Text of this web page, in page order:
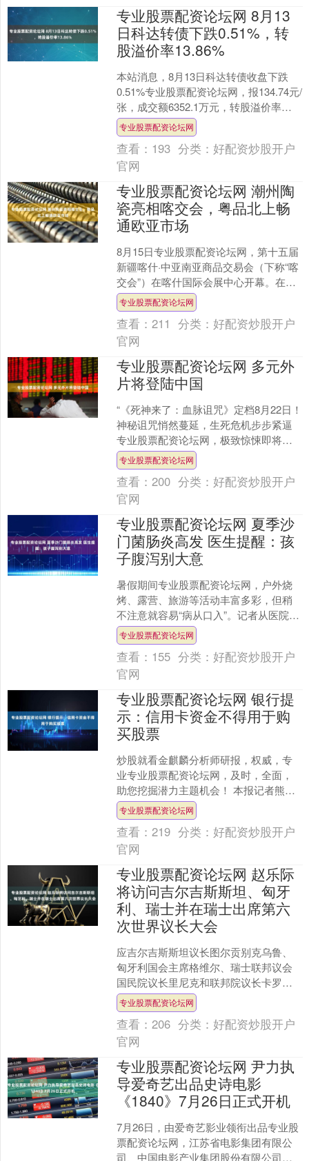
专业股票配资论坛网 8月13
日科达转债下跌0.51%，转
股溢价率13.86%
本站消息，8月13日科达转债收盘下跌
0.51%专业股票配资论坛网，报134.74元/
张，成交额6352.1万元，转股溢价率
13.86%。 资料显示，科达转债信用....
专业股票配资论坛网
查看： 193 分类：好配资炒股开户
官网
专业股票配资论坛网 潮州陶
瓷亮相喀交会，粤品北上畅
通欧亚市场
8月15日专业股票配资论坛网，第十五届
新疆喀什·中亚南亚商品交易会（下称“喀
交会”）在喀什国际会展中心开幕。在广
东援疆的大力支持与精心组织下，近50
家潮州陶瓷企....
专业股票配资论坛网
查看：211 分类：好配资炒股开户
官网
专业股票配资论坛网 多元外
片将登陆中国
“《死神来了：血脉诅咒》定档8月22日！
神秘诅咒悄然蔓延，生死危机步步紧逼
专业股票配资论坛网，极致惊悚即将席
卷大银幕，烂番茄新鲜度93%，准备好直
面这场胆寒盛宴....
专业股票配资论坛网
查看：200 分类：好配资炒股开户
官网
专业股票配资论坛网 夏季沙
门菌肠炎高发 医生提醒：孩
子腹泻别大意
暑假期间专业股票配资论坛网，户外烧
烤、露营、旅游等活动丰富多彩，但稍
不注意就容易“病从口入”。记者从医院了
解到，近期因感染而导致肠炎的患儿数
量明显增多。 沙门菌....
专业股票配资论坛网
查看： 155 分类：好配资炒股开户
官网
专业股票配资论坛网 银行提
示：信用卡资金不得用于购
买股票
炒股就看金麒麟分析师研报，权威，专
业专业股票配资论坛网，及时，全面，
助您挖掘潜力主题机会！ 本报记者熊悦
A股行情持续上行之际，近期多家中小银
行密集发布公告，提....
专业股票配资论坛网
查看：219 分类：好配资炒股开户
官网
专业股票配资论坛网 赵乐际
将访问吉尔吉斯斯坦、匈牙
利、瑞士并在瑞士出席第六
次世界议长大会
应吉尔吉斯斯坦议长图尔贡别克乌鲁、
匈牙利国会主席格维尔、瑞士联邦议会
国民院议长里尼克和联邦院议长卡罗
尼、各国议会联盟主席阿克松和秘书长
纯贡邀请专业股票配资论坛网....
专业股票配资论坛网
查看：206 分类：好配资炒股开户
官网
专业股票配资论坛网 尹力执
导爱奇艺出品史诗电影
《1840》7月26日正式开机
7月26日，由爱奇艺影业领衔出品专业股
票配资论坛网，江苏省电影集团有限公
司、中国电影产业集团股份有限公司出